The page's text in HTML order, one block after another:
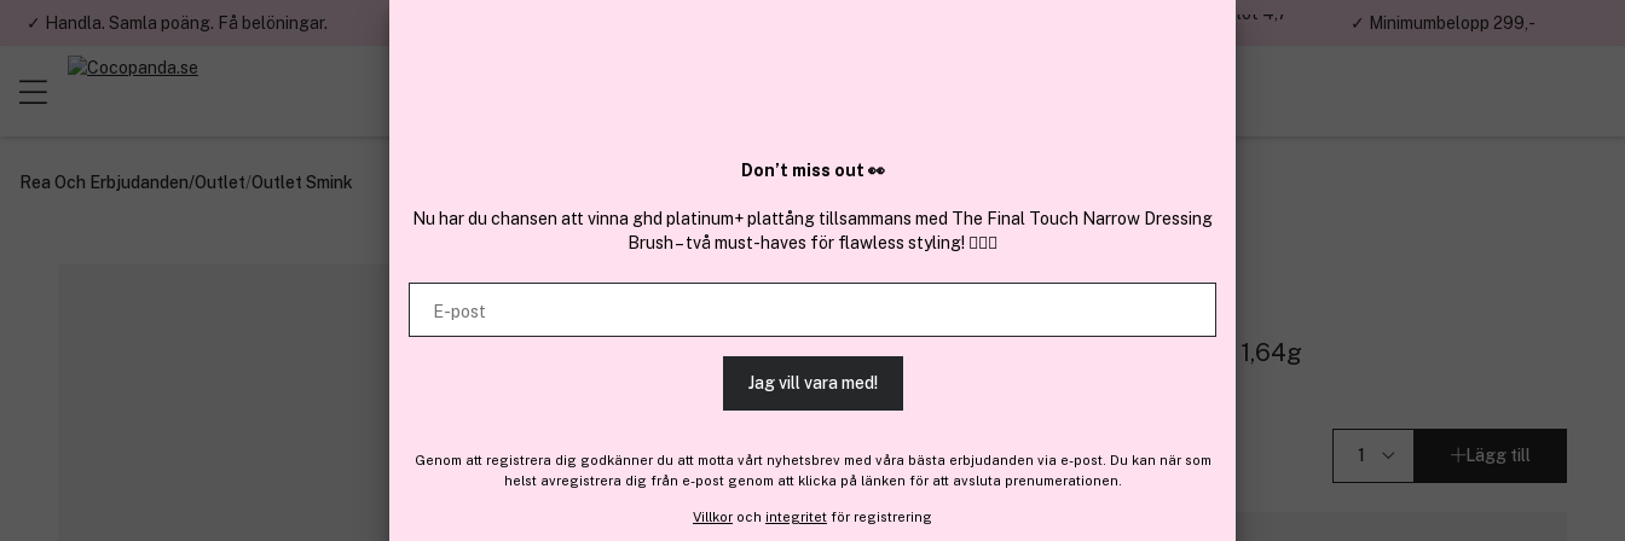
✓ Handla. Samla poäng. Få belöningar.
✓ Över 1,5 miljon kunder – Trustpilot 4,7
✓ Minimumbelopp 299,-
Rea Och Erbjudanden/Outlet/Outlet Smink
Full Volume Shadow Stick 007 Rosy Pop 1,64g
-32%
Före: 94 kr
Lägg till
Don’t miss out 👀
Nu har du chansen att vinna ghd platinum+ plattång tillsammans med The Final Touch Narrow Dressing
Brush – två must-haves för flawless styling! 💇‍♀️✨
E-post
Jag vill vara med!
Genom att registrera dig godkänner du att motta vårt nyhetsbrev med våra bästa erbjudanden via e-post. Du kan när som
helst avregistrera dig från e-post genom att klicka på länken för att avsluta prenumerationen.
Villkor och integritet för registrering